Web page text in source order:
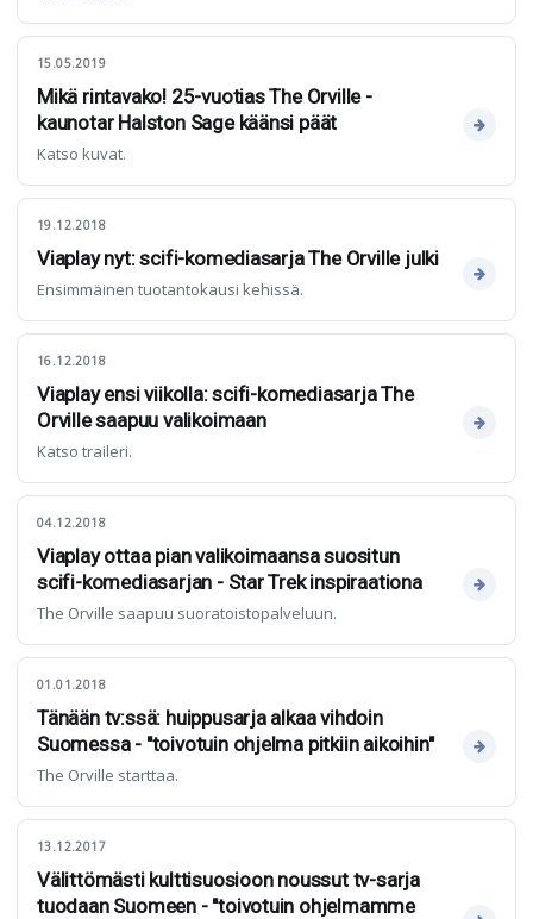
15.05.2019
Mikä rintavako! 25-vuotias The Orville -
kaunotar Halston Sage käänsi päät
Katso kuvat.
19.12.2018
Viaplay nyt: scifi-komediasarja The Orville julki
Ensimmäinen tuotantokausi kehissä.
16.12.2018
Viaplay ensi viikolla: scifi-komediasarja The
Orville saapuu valikoimaan
Katso traileri.
04.12.2018
Viaplay ottaa pian valikoimaansa suositun
scifi-komediasarjan - Star Trek inspiraationa
The Orville saapuu suoratoistopalveluun.
01.01.2018
Tänään tv:ssä: huippusarja alkaa vihdoin
Suomessa - "toivotuin ohjelma pitkiin aikoihin"
The Orville starttaa.
13.12.2017
Välittömästi kulttisuosioon noussut tv-sarja
tuodaan Suomeen - "toivotuin ohjelmamme